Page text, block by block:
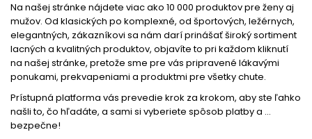
Na našej stránke nájdete viac ako 10 000 produktov pre ženy aj
mužov. Od klasických po komplexné, od športových, ležérnych,
elegantných, zákazníkovi sa nám darí prinášať široký sortiment
lacných a kvalitných produktov, objavíte to pri každom kliknutí
na našej stránke, pretože sme pre vás pripravené lákavými
ponukami, prekvapeniami a produktmi pre všetky chute.
Prístupná platforma vás prevedie krok za krokom, aby ste ľahko
našli to, čo hľadáte, a sami si vyberiete spôsob platby a ...
bezpečne!